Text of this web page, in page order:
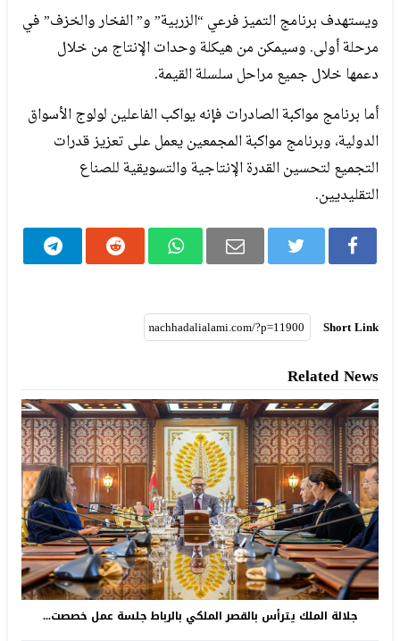
ويستهدف برنامج التميز فرعي “الزربية” و” الفخار والخزف” في
مرحلة أولى. وسيمكن من هيكلة وحدات الإنتاج من خلال
دعمها خلال جميع مراحل سلسلة القيمة.
أما برنامج مواكبة الصادرات فإنه يواكب الفاعلين لولوج الأسواق
الدولية، وبرنامج مواكبة المجمعين يعمل على تعزيز قدرات
التجميع لتحسين القدرة الإنتاجية والتسويقية للصناع
التقليديين.
Short Link
Related News
جلالة الملك يترأس بالقصر الملكي بالرباط جلسة عمل خصصت...